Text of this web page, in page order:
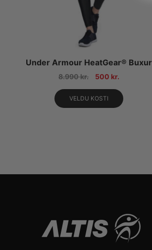
Under Armour HeatGear® Buxur
8.990kr. 500 kr.
VELDU KOSTI